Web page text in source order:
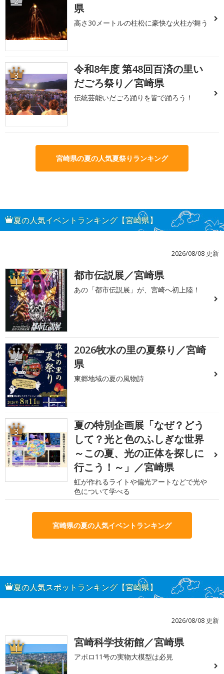
県
高さ30メートルの柱松に豪快な火柱が舞う
3
令和8年度 第48回百済の里い
だごろ祭り／宮崎県
伝統芸能いだごろ踊りを皆で踊ろう！
宮崎県の夏の人気夏祭りランキング
夏の人気イベントランキング【宮崎県】
2026/08/08 更新
1 都市伝説展／宮崎県
あの「都市伝説展」が、宮崎へ初上陸！
2
2026牧水の里の夏祭り／宮崎
県
東郷地域の夏の風物詩
3
夏の特別企画展「なぜ？どう
して？光と色のふしぎな世界
～この夏、光の正体を探しに
行こう！～」／宮崎県
虹が作れるライトや偏光アートなどで光や
色について学べる
宮崎県の夏の人気イベントランキング
夏の人気スポットランキング【宮崎県】
2026/08/08 更新
1 宮崎科学技術館／宮崎県
アポロ11号の実物大模型は必見